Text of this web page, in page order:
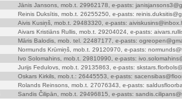
Jānis Jansons, mob.t. 29962178, e-pasts:
Reinis Duksītis, mob.t. 26255250, e-pasts:
Aivis Kusiņš, mob.t. 29483320, e-pasts:
Aivars Kristiāns Rullis, mob.t. 29204024, e-pasts:
Māris Balodis, mob. tel. 22487177, e-pasts:
Normunds Krūmiņš, mob.t. 29120970, e-pasts:
Ivo Solomahins, mob.t. 29810990, e-pasts:
Jurijs Fedulovs, mob.t. 29135863, e-pasts:
Oskars Kirkils, mob.t.: 26445553, e-pasts:
Rolands Reinsons, mob.t. 27076343, e-pasts:
Sandis Čilipān, mob.t. 29496815, e-pasts: